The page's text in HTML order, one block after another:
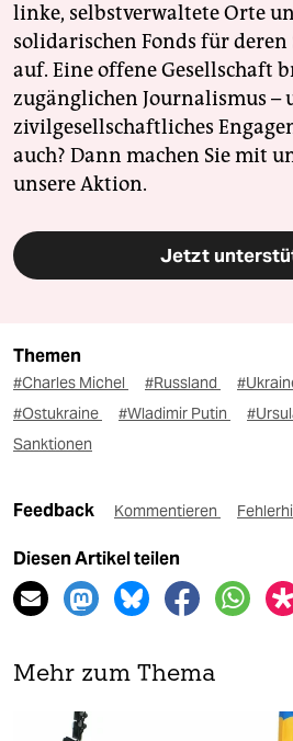
linke, selbstverwaltete Orte
solidarischen Fonds für
auf. Eine offene Gesellschaft
zugänglichen Journalismus –
zivilgesellschaftliches
auch? Dann machen Sie mit
unsere Aktion.
Jetzt
Themen
#Charles Michel #Russland
#Ostukraine
#Wladimir Putin
Sanktionen
Feedback Kommentieren
Diesen Artikel teilen
Mehr zum Thema